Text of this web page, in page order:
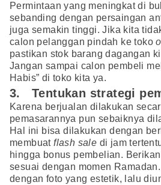
Permintaan yang meningkat di
sebanding dengan persaingan
juga semakin tinggi. Jika kita
calon pelanggan pindah ke toko
pastikan stok barang dagangan
Jangan sampai calon pembeli
Habis” di toko kita ya.
3. Tentukan strategi
Karena berjualan dilakukan
pemasarannya pun sebaiknya
Hal ini bisa dilakukan dengan
membuatflash sale di jam
hingga bonus pembelian.
sesuai dengan momen
dengan foto yang estetik, lalu